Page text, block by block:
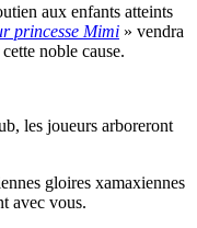
aux enfants atteints
princesse Mimi » vendra
noble cause.
les joueurs arboreront
gloires xamaxiennes
avec vous.